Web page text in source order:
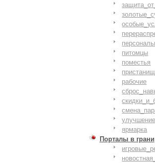
питомцы
поместья
рабочие
ярмарка
Порталы в грани